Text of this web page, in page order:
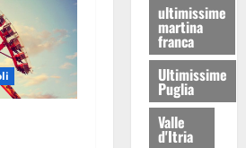
ultimissime
martina
franca
Ultimissime
Puglia
Valle
d'Itria